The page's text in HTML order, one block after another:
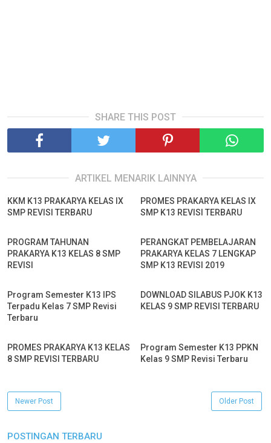
SHARE THIS POST
ARTIKEL MENARIK LAINNYA
KKM K13 PRAKARYA KELAS IX
SMP REVISI TERBARU
PROMES PRAKARYA KELAS IX
SMP K13 REVISI TERBARU
PROGRAM TAHUNAN
PRAKARYA K13 KELAS 8 SMP
REVISI
PERANGKAT PEMBELAJARAN
PRAKARYA KELAS 7 LENGKAP
SMP K13 REVISI 2019
Program Semester K13 IPS
Terpadu Kelas 7 SMP Revisi
Terbaru
DOWNLOAD SILABUS PJOK K13
KELAS 9 SMP REVISI TERBARU
PROMES PRAKARYA K13 KELAS
8 SMP REVISI TERBARU
Program Semester K13 PPKN
Kelas 9 SMP Revisi Terbaru
Newer Post Older Post
POSTINGAN TERBARU